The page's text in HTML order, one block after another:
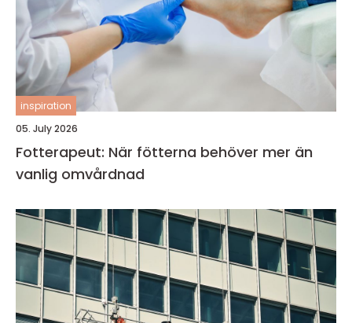
inspiration
05. July 2026
Fotterapeut: När fötterna behöver mer än
vanlig omvårdnad